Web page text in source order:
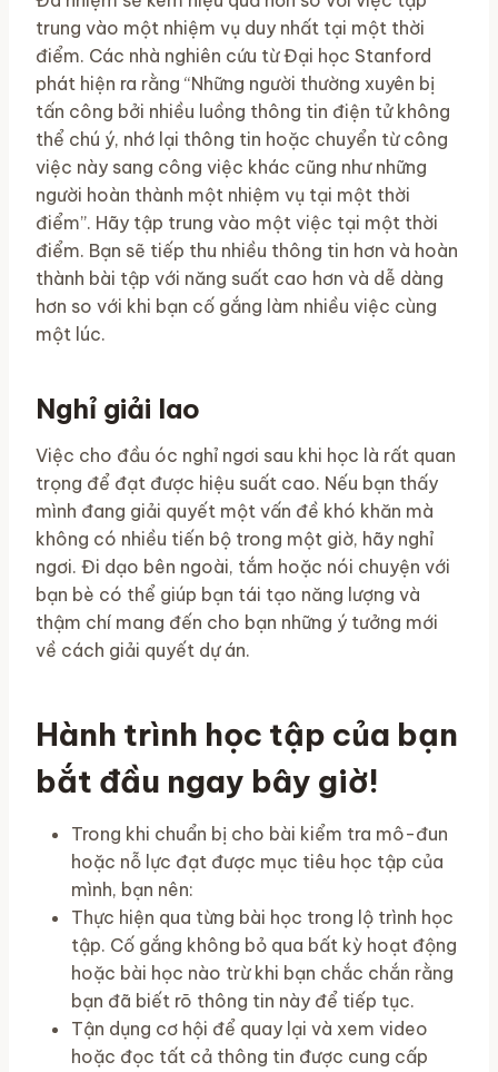
trung vào một nhiệm vụ duy nhất tại một thời
điểm. Các nhà nghiên cứu từ Đại học Stanford
phát hiện ra rằng “Những người thường xuyên bị
tấn công bởi nhiều luồng thông tin điện tử không
thể chú ý, nhớ lại thông tin hoặc chuyển từ công
việc này sang công việc khác cũng như những
người hoàn thành một nhiệm vụ tại một thời
điểm”. Hãy tập trung vào một việc tại một thời
điểm. Bạn sẽ tiếp thu nhiều thông tin hơn và hoàn
thành bài tập với năng suất cao hơn và dễ dàng
hơn so với khi bạn cố gắng làm nhiều việc cùng
một lúc.
Nghỉ giải lao
Việc cho đầu óc nghỉ ngơi sau khi học là rất quan
trọng để đạt được hiệu suất cao. Nếu bạn thấy
mình đang giải quyết một vấn đề khó khăn mà
không có nhiều tiến bộ trong một giờ, hãy nghỉ
ngơi. Đi dạo bên ngoài, tắm hoặc nói chuyện với
bạn bè có thể giúp bạn tái tạo năng lượng và
thậm chí mang đến cho bạn những ý tưởng mới
về cách giải quyết dự án.
Hành trình học tập của bạn
bắt đầu ngay bây giờ!
Trong khi chuẩn bị cho bài kiểm tra mô-đun
hoặc nỗ lực đạt được mục tiêu học tập của
mình, bạn nên:
Thực hiện qua từng bài học trong lộ trình học
tập. Cố gắng không bỏ qua bất kỳ hoạt động
hoặc bài học nào trừ khi bạn chắc chắn rằng
bạn đã biết rõ thông tin này để tiếp tục.
Tận dụng cơ hội để quay lại và xem video
hoặc đọc tất cả thông tin được cung cấp